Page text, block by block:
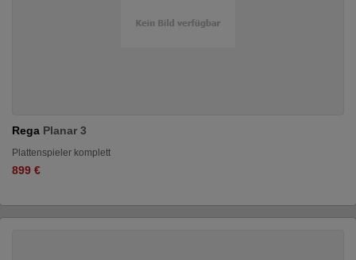
Rega Planar 3
Plattenspieler komplett
899 €